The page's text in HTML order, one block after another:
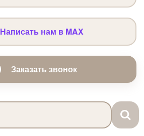
Написать нам в MAX
Заказать звонок